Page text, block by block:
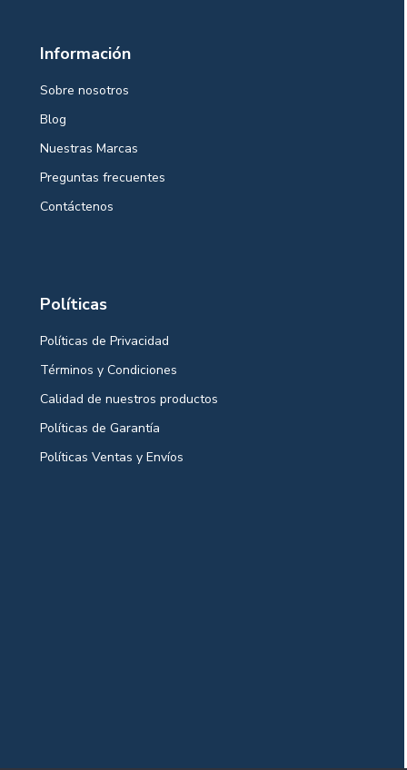
Información
Sobre nosotros
Blog
Nuestras Marcas
Preguntas frecuentes
Contáctenos
Políticas
Políticas de Privacidad
Términos y Condiciones
Calidad de nuestros productos
Políticas de Garantía
Políticas Ventas y Envíos